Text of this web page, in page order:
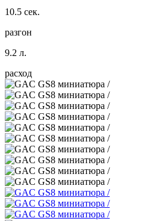
10.5 сек.
разгон
9.2 л.
расход